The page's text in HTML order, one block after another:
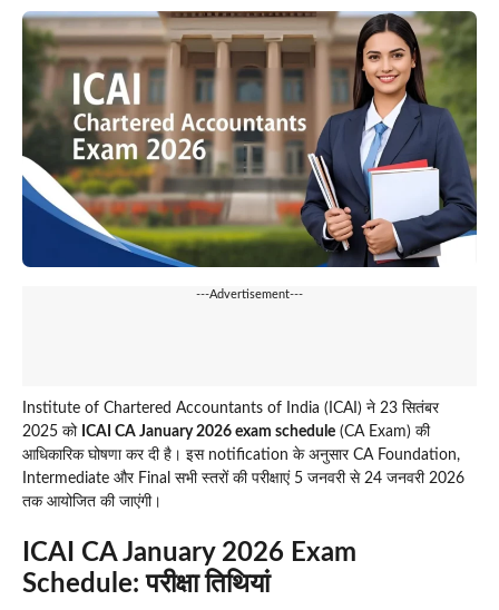
---Advertisement---
Institute of Chartered Accountants of India (ICAI) ने 23 सितंबर
2025 को ICAI CA January 2026 exam schedule (CA Exam) की
आधिकारिक घोषणा कर दी है। इस notification के अनुसार CA Foundation,
Intermediate और Final सभी स्तरों की परीक्षाएं 5 जनवरी से 24 जनवरी 2026
तक आयोजित की जाएंगी।
ICAI CA January 2026 Exam
Schedule: परीक्षा तिथियां